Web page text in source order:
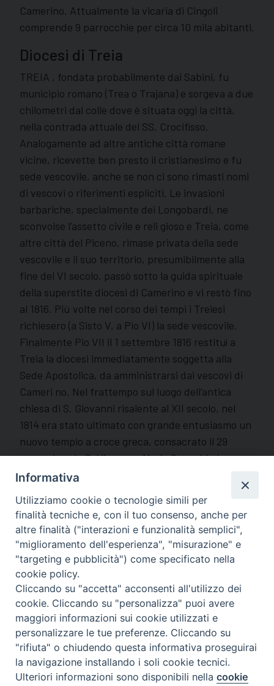
Camerino. Attualmente la vicaria di Cingoli
comprende 9 parrocchie per circa 10 mila abitanti.
Diocesi di Treia
TREIA , fondata probabilmente dai Sabini, fu
municipio romano (Trea o Trajana) e sorgeva a due
chilometri dal colle dove è situata oggi la città,
nella contrada attuale del SS. Crocifìsso.
Analogamente ad altre antiche città romane
vicine, ricevette ben presto il cristianesimo e fu
sede vescovile, anche se non ci sono rimasti nomi
di vescovi o riferimenti espliciti. Le invasioni
barbariche, specialmente dei Longobardi, ne
sconvolse l’assetto civile e reli gioso e Treia, come
altre città del Piceno, rimase privata della sede
vescovile e il suo territorio, presumibilmente alla
fine del VI secolo, passò sotto la guida spirituale
della superstite diocesi di Camerino e vi restò fino
al 1816. Più volte nel corso dei tempi i Treiesi
richiesero (a Sisto V, a Pio VI) la sede vescovile.
Finalmente Pio VII il 1 settembre 1816 restituì a
Treia la diocesi immediatamente soggetta alla
Sede Apostolica, da amministrarsi dai vescovi di
Cameri no. Nel frattempo sul luogo dell’antica
chiesa di S. Giovanni risalente al XII secolo, nel
1814 era stato ultimato con grande entusiasmo un
nuovo tempio a croce greca, consacrato il 29
settembre da S. Vincenzo Maria Strambi, de
stinato ad essere cattedrale (attuale
progressivamente di pregiate opere d’arte, tra
cui: la tela dell’Annunciazione, copia
dell’Annunciazione di G. Reni (la cattedrale è
dedicata alla SS. Annunziata); il quadro della
Madonna della Misericordia del Miccinelli,
incoronata da Pio VII in S. Nicola da Tolentino il 17
maggio 1814, la tela della Madonna del Rosario del
‘500 di ignoto, un antico fonte battesimale, il
sontuoso altare del Sacramento del 1500
(proveniente dai frati agostiniani di S. Angelo in
Pontano), la pala d’altare raffigurantePreferenze Cookie
Informativa
Utilizziamo cookie o tecnologie simili per
finalità tecniche e, con il tuo consenso, anche per
altre finalità ("interazioni e funzionalità semplici",
"miglioramento dell'esperienza", "misurazione" e
"targeting e pubblicità") come specificato nella
cookie policy.
Cliccando su "accetta" acconsenti all'utilizzo dei
cookie. Cliccando su "personalizza" puoi avere
maggiori informazioni sui cookie utilizzati e
personalizzare le tue preferenze. Cliccando su
"rifiuta" o chiudendo questa informativa proseguirai
la navigazione installando i soli cookie tecnici.
Ulteriori informazioni sono disponibili nellacookie